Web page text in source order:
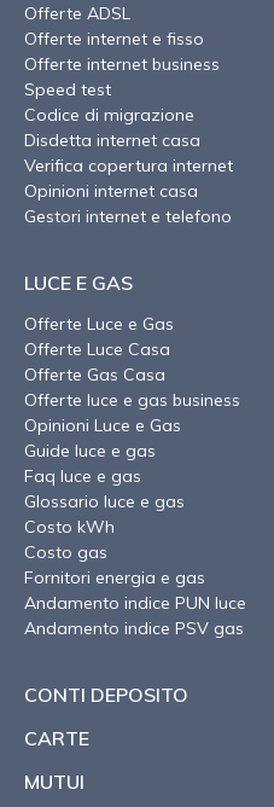
Offerte ADSL
Offerte internet e fisso
Offerte internet business
Speed test
Codice di migrazione
Disdetta internet casa
Verifica copertura internet
Opinioni internet casa
Gestori internet e telefono
LUCE E GAS
Offerte Luce e Gas
Offerte Luce Casa
Offerte Gas Casa
Offerte luce e gas business
Opinioni Luce e Gas
Guide luce e gas
Faq luce e gas
Glossario luce e gas
Costo kWh
Costo gas
Fornitori energia e gas
Andamento indice PUN luce
Andamento indice PSV gas
CONTI DEPOSITO
CARTE
MUTUI